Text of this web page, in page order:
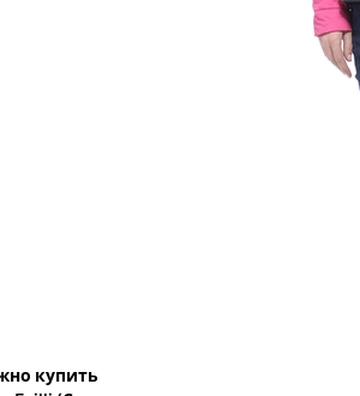
купить